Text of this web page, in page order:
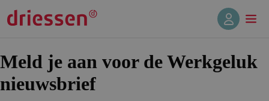
Meld je aan voor de Werkgeluk
nieuwsbrief